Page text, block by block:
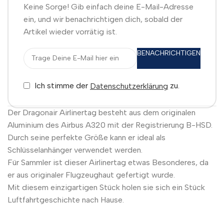
Keine Sorge! Gib einfach deine E-Mail-Adresse
ein, und wir benachrichtigen dich, sobald der
Artikel wieder vorrätig ist.
BENACHRICHTIGEN
Ich stimme der Datenschutzerklärung zu.
Der Dragonair Airlinertag besteht aus dem originalen
Aluminium des Airbus A320 mit der Registrierung B-HSD.
Durch seine perfekte Größe kann er ideal als
Schlüsselanhänger verwendet werden.
Für Sammler ist dieser Airlinertag etwas Besonderes, da
er aus originaler Flugzeughaut gefertigt wurde.
Mit diesem einzigartigen Stück holen sie sich ein Stück
Luftfahrtgeschichte nach Hause.